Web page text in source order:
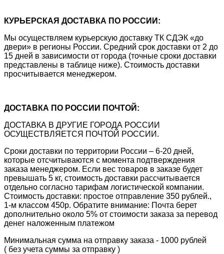
КУРЬЕРСКАЯ ДОСТАВКА ПО РОССИИ:
Мы осуществляем курьерскую доставку ТК СДЭК «до
двери» в регионы России. Средний срок доставки от 2 до
15 дней в зависимости от города (точные сроки доставки
представлены в таблице ниже). Стоимость доставки
просчитывается менеджером.
ДОСТАВКА ПО РОССИИ ПОЧТОЙ:
ДОСТАВКА В ДРУГИЕ ГОРОДА РОССИИ
ОСУЩЕСТВЛЯЕТСЯ ПОЧТОЙ РОССИИ.
Сроки доставки по территории России – 6-20 дней,
которые отсчитываются с момента подтверждения
заказа менеджером. Если вес товаров в заказе будет
превышать 5 кг, стоимость доставки рассчитывается
отдельно согласно тарифам логистической компании.
Стоимость доставки: простое отправление 350 рублей.,
1-м классом 450р. Обратите внимание: Почта берет
дополнительно около 5% от стоимости заказа за перевод
денег наложенным платежом
Минимальная сумма на отправку заказа - 1000 рублей
( без учета суммы за отправку )